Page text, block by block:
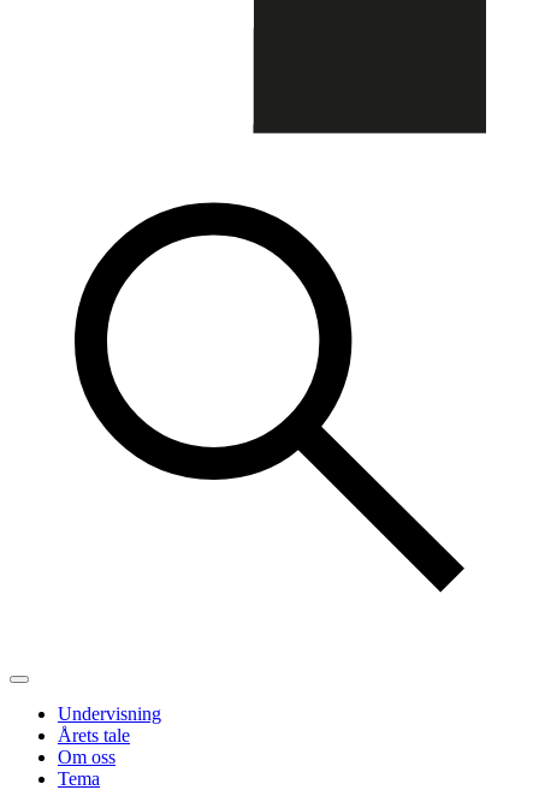
Undervisning
Årets tale
Om oss
Tema